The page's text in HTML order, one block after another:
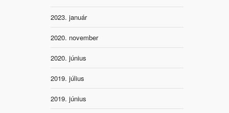
2023. január
2020. november
2020. június
2019. július
2019. június